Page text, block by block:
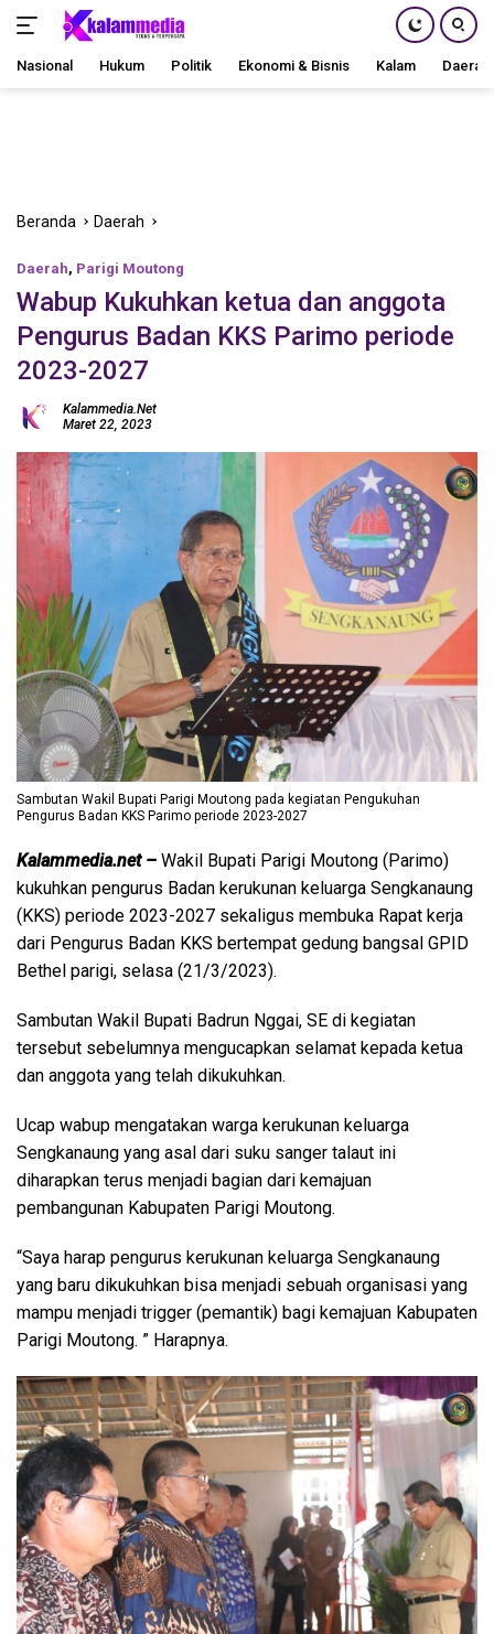
Nasional Hukum Politik Ekonomi & Bisnis Kalam Daerah
Beranda Daerah
Daerah, Parigi Moutong
Wabup Kukuhkan ketua dan anggota
Pengurus Badan KKS Parimo periode
2023-2027
Kalammedia.net
Maret 22, 2023
Sambutan Wakil Bupati Parigi Moutong pada kegiatan Pengukuhan
Pengurus Badan KKS Parimo periode 2023-2027
Kalammedia.net – Wakil Bupati Parigi Moutong (Parimo)
kukuhkan pengurus Badan kerukunan keluarga Sengkanaung
(KKS) periode 2023-2027 sekaligus membuka Rapat kerja
dari Pengurus Badan KKS bertempat gedung bangsal GPID
Bethel parigi, selasa (21/3/2023).
Sambutan Wakil Bupati Badrun Nggai, SE di kegiatan
tersebut sebelumnya mengucapkan selamat kepada ketua
dan anggota yang telah dikukuhkan.
Ucap wabup mengatakan warga kerukunan keluarga
Sengkanaung yang asal dari suku sanger talaut ini
diharapkan terus menjadi bagian dari kemajuan
pembangunan Kabupaten Parigi Moutong.
“Saya harap pengurus kerukunan keluarga Sengkanaung
yang baru dikukuhkan bisa menjadi sebuah organisasi yang
mampu menjadi trigger (pemantik) bagi kemajuan Kabupaten
Parigi Moutong. ” Harapnya.